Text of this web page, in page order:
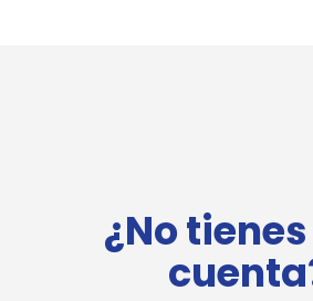
¿No